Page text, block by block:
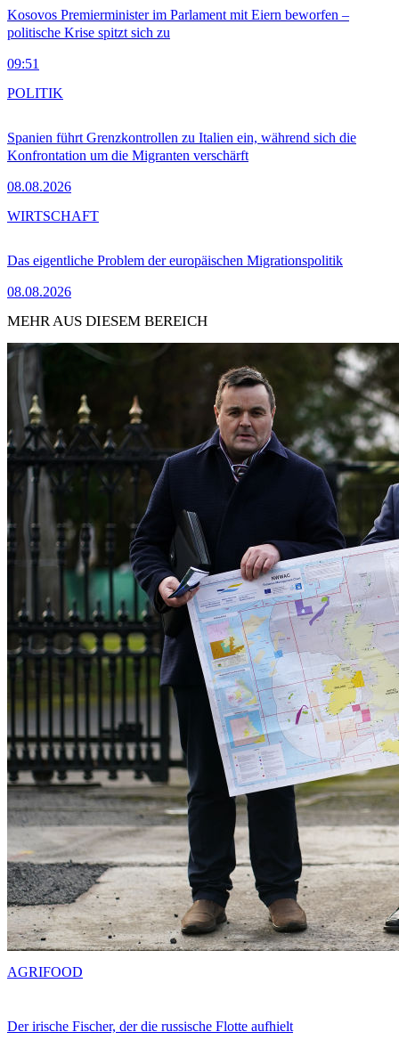
Kosovos Premierminister im Parlament mit Eiern beworfen –
politische Krise spitzt sich zu
09:51
Spanien führt Grenzkontrollen zu Italien ein, während sich die
Konfrontation um die Migranten verschärft
08.08.2026
POLITIK
Das eigentliche Problem der europäischen Migrationspolitik
08.08.2026
WIRTSCHAFT
MEHR AUS DIESEM BEREICH
Der irische Fischer, der die russische Flotte aufhielt
AGRIFOOD